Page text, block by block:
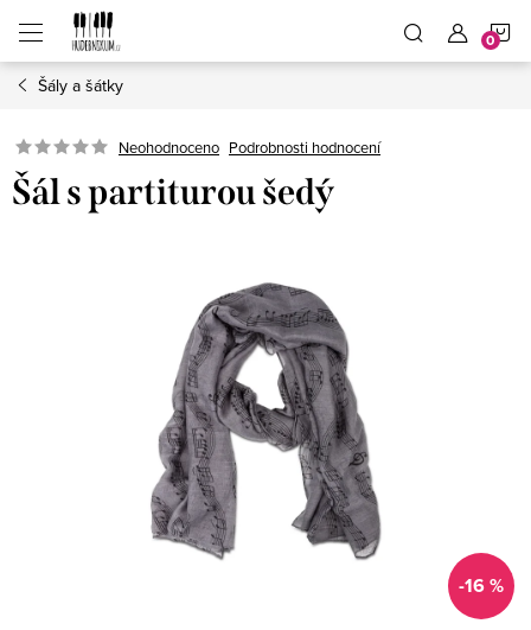
obsah
Šály a šátky
Neohodnoceno Podrobnosti hodnocení
Šál s partiturou šedý
-16 %